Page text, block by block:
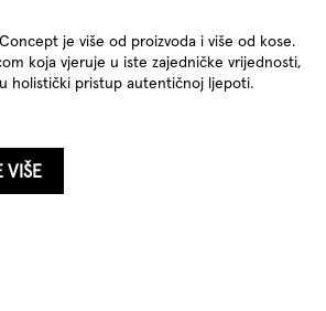
je više od proizvoda i više od kose.
koja vjeruje u iste zajedničke vrijednosti,
holistički pristup autentičnoj ljepoti.
VIŠE